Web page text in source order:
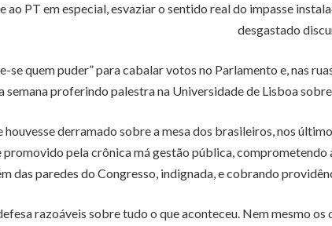
ao PT em especial, esvaziar o sentido real do impasse
desgastado
se quem puder” para cabalar votos no Parlamento e, nas
semana proferindo palestra na Universidade de Lisboa
houvesse derramado sobre a mesa dos brasileiros, nos
pela crônica má gestão pública,
das paredes do Congresso, indignada, e cobrando
razoáveis sobre tudo o que aconteceu. Nem mesmo